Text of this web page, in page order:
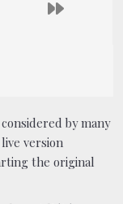
by many
version
the original